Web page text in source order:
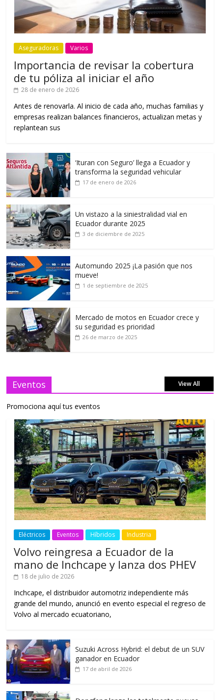
Aseguradoras Varios
Importancia de revisar la cobertura
de tu póliza al iniciar el año
28 de enero de 2026
Antes de renovarla. Al inicio de cada año, muchas familias y
empresas realizan balances financieros, actualizan metas y
replantean sus
‘Ituran con Seguro’ llega a Ecuador y
transforma la seguridad vehicular
17 de enero de 2026
Un vistazo a la siniestralidad vial en
Ecuador durante 2025
3 de diciembre de 2025
Automundo 2025 ¡La pasión que nos
mueve!
1 de septiembre de 2025
Mercado de motos en Ecuador crece y
su seguridad es prioridad
26 de marzo de 2025
Eventos View All
Promociona aquí tus eventos
Eléctricos Eventos Híbridos Industria
Volvo reingresa a Ecuador de la
mano de Inchcape y lanza dos PHEV
18 de julio de 2026
Inchcape, el distribuidor automotriz independiente más
grande del mundo, anunció en evento especial el regreso de
Volvo al mercado ecuatoriano,
Suzuki Across Hybrid: el debut de un SUV
ganador en Ecuador
17 de abril de 2026